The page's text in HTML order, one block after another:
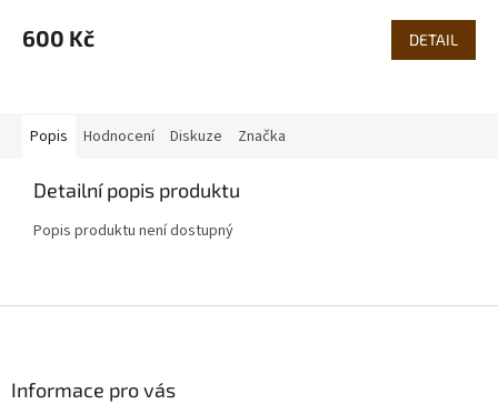
600 Kč DETAIL
Popis Hodnocení Diskuze Značka
Detailní popis produktu
Popis produktu není dostupný
Informace pro vás